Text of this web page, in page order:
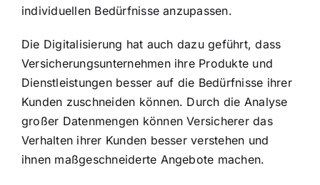
individuellen Bedürfnisse anzupassen.
Die Digitalisierung hat auch dazu geführt, dass
Versicherungsunternehmen ihre Produkte und
Dienstleistungen besser auf die Bedürfnisse ihrer
Kunden zuschneiden können. Durch die Analyse
großer Datenmengen können Versicherer das
Verhalten ihrer Kunden besser verstehen und
ihnen maßgeschneiderte Angebote machen.